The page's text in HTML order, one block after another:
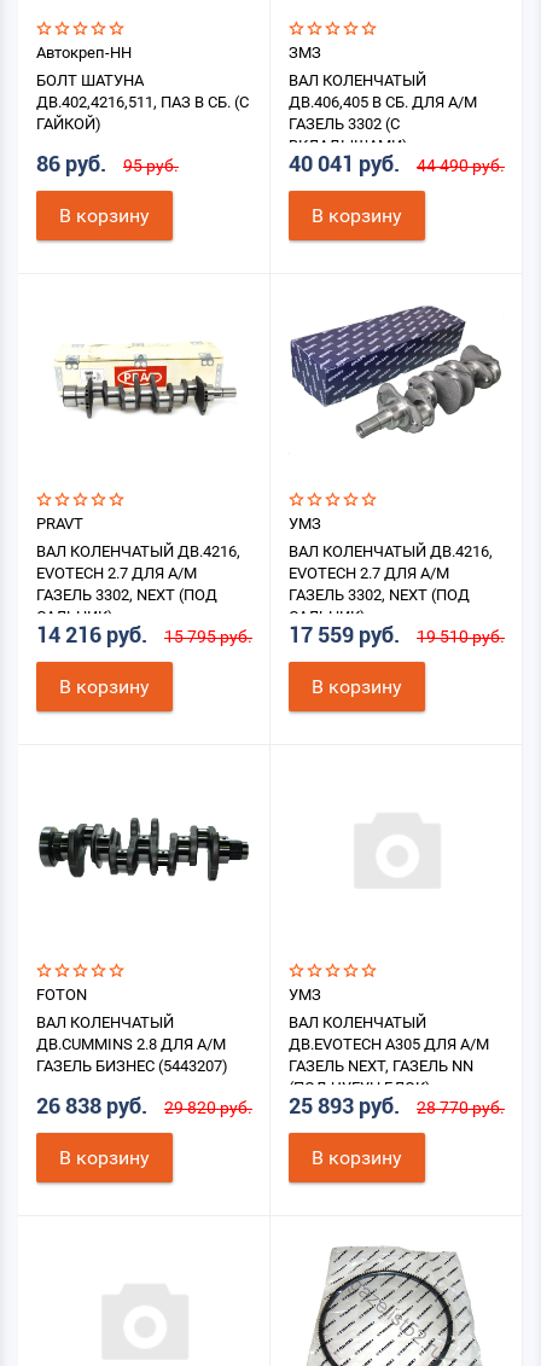
Автокреп-НН
БОЛТ ШАТУНА
ДВ.402,4216,511, ПАЗ В СБ. (С
ГАЙКОЙ)
86 руб. 95 руб.
В корзину
ЗМЗ
ВАЛ КОЛЕНЧАТЫЙ
ДВ.406,405 В СБ. ДЛЯ А/М
ГАЗЕЛЬ 3302 (С
ВКЛАДЫШАМИ)
40 041 руб. 44 490 руб.
В корзину
PRAVT
ВАЛ КОЛЕНЧАТЫЙ ДВ.4216,
EVOTECH 2.7 ДЛЯ А/М
ГАЗЕЛЬ 3302, NEXT (ПОД
САЛЬНИК)
14 216 руб. 15 795 руб.
В корзину
УМЗ
ВАЛ КОЛЕНЧАТЫЙ ДВ.4216,
EVOTECH 2.7 ДЛЯ А/М
ГАЗЕЛЬ 3302, NEXT (ПОД
САЛЬНИК)
17 559 руб. 19 510 руб.
В корзину
FOTON
ВАЛ КОЛЕНЧАТЫЙ
ДВ.CUMMINS 2.8 ДЛЯ А/М
ГАЗЕЛЬ БИЗНЕС (5443207)
26 838 руб. 29 820 руб.
В корзину
УМЗ
ВАЛ КОЛЕНЧАТЫЙ
ДВ.EVOTECH А305 ДЛЯ А/М
ГАЗЕЛЬ NEXT, ГАЗЕЛЬ NN
(ПОД ЧУГУН БЛОК)
25 893 руб. 28 770 руб.
В корзину